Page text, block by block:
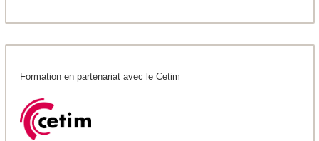
Formation en partenariat avec le Cetim